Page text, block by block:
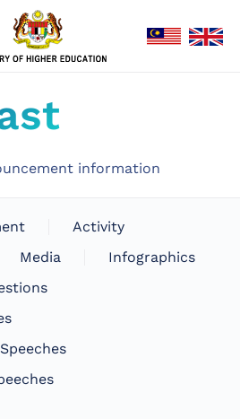
information
Activity
Media
Infographics